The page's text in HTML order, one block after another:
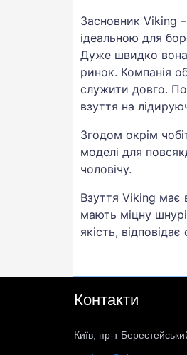
Засновник Viking
ідеальною для
Дуже швидко вона
ринок. Компанія
служити довго.
взуття на
Згодом окрім
моделі для
чоловічу.
Взуття Viking має
мають міцну
якість,
Контакти
Київ, пр-т